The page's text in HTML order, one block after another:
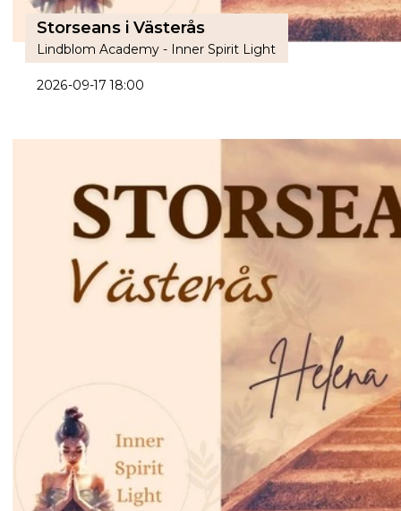
Storseans i Västerås
Lindblom Academy - Inner Spirit Light
2026-09-17 18:00